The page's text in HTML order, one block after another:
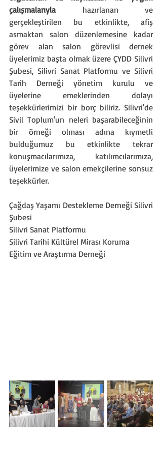
çalışmalarıyla hazırlanan ve
gerçekleştirilen bu etkinlikte, afiş
asmaktan salon düzenlemesine kadar
görev alan salon görevlisi dernek
üyelerimiz başta olmak üzere ÇYDD Silivri
Şubesi, Silivri Sanat Platformu ve Silivri
Tarih Derneği yönetim kurulu ve
üyelerine emeklerinden dolayı
teşekkürlerimizi bir borç biliriz. Silivri'de
Sivil Toplum'un neleri başarabileceğinin
bir örneği olması adına kıymetli
bulduğumuz bu etkinlikte tekrar
konuşmacılarımıza, katılımcılarımıza,
üyelerimize ve salon emekçilerine sonsuz
teşekkürler.
Çağdaş Yaşamı Destekleme Derneği Silivri
Şubesi
Silivri Sanat Platformu
Silivri Tarihi Kültürel Mirası Koruma
Eğitim ve Araştırma Derneği